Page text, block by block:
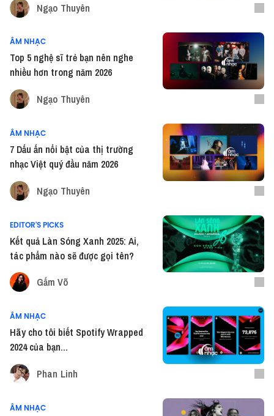
Ngạo Thuyên
ÂM NHẠC
Top 5 nghệ sĩ trẻ bạn nên nghe
nhiều hơn trong năm 2026
Ngạo Thuyên
ÂM NHẠC
7 Dấu ấn nổi bật của thị trường
nhạc Việt quý đầu năm 2026
Ngạo Thuyên
EDITOR'S PICKS
Kết quả Làn Sóng Xanh 2025: Ai,
tác phẩm nào sẽ được gọi tên?
Gấm Võ
ÂM NHẠC
Hãy cho tôi biết Spotify Wrapped
2024 của bạn...
Phan Linh
ÂM NHẠC